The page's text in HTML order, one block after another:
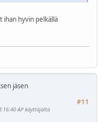
ihan hyvin pelkällä
jäsen
#11
AP käyttäjältä